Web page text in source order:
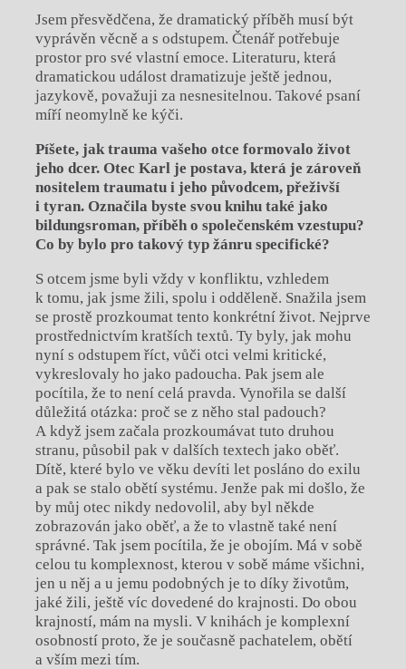
Jsem přesvědčena, že dramatický příběh musí být
vyprávěn věcně a s odstupem. Čtenář potřebuje
prostor pro své vlastní emoce. Literaturu, která
dramatickou událost dramatizuje ještě jednou,
jazykově, považuji za nesnesitelnou. Takové psaní
míří neomylně ke kýči.
Píšete, jak trauma vašeho otce formovalo život
jeho dcer. Otec Karl je postava, která je zároveň
nositelem traumatu i jeho původcem, přeživší
i tyran. Označila byste svou knihu také jako
bildungsroman, příběh o společenském vzestupu?
Co by bylo pro takový typ žánru specifické?
S otcem jsme byli vždy v konfliktu, vzhledem
k tomu, jak jsme žili, spolu i odděleně. Snažila jsem
se prostě prozkoumat tento konkrétní život. Nejprve
prostřednictvím kratších textů. Ty byly, jak mohu
nyní s odstupem říct, vůči otci velmi kritické,
vykreslovaly ho jako padoucha. Pak jsem ale
pocítila, že to není celá pravda. Vynořila se další
důležitá otázka: proč se z něho stal padouch?
A když jsem začala prozkoumávat tuto druhou
stranu, působil pak v dalších textech jako oběť.
Dítě, které bylo ve věku devíti let posláno do exilu
a pak se stalo obětí systému. Jenže pak mi došlo, že
by můj otec nikdy nedovolil, aby byl někde
zobrazován jako oběť, a že to vlastně také není
správné. Tak jsem pocítila, že je obojím. Má v sobě
celou tu komplexnost, kterou v sobě máme všichni,
jen u něj a u jemu podobných je to díky životům,
jaké žili, ještě víc dovedené do krajnosti. Do obou
krajností, mám na mysli. V knihách je komplexní
osobností proto, že je současně pachatelem, obětí
a vším mezi tím.